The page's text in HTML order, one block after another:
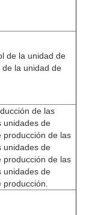
de la unidad de
la unidad de
de las
unidades de
producción de las
unidades de
producción de las
unidades de
producción.